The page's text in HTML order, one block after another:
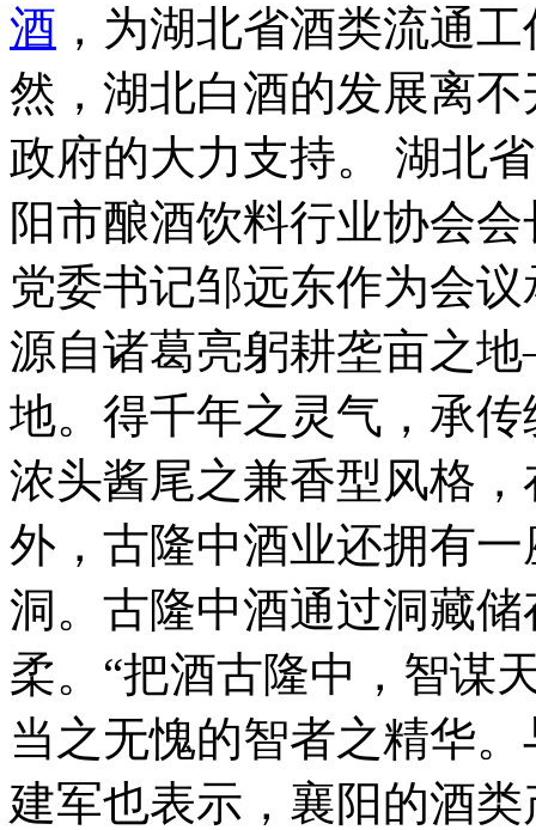
酒 ，为湖北省酒类流通
然，湖北白酒的发展离
政府的大力支持。 湖北
阳市酿酒饮料行业协会
党委书记邹远东作为会
源自诸葛亮躬耕垄亩之
地。得千年之灵气，承
浓头酱尾之兼香型风格
外，古隆中酒业还拥有
洞。古隆中酒通过洞藏
柔。“把酒古隆中，智谋
当之无愧的智者之精华
建军也表示，襄阳的酒